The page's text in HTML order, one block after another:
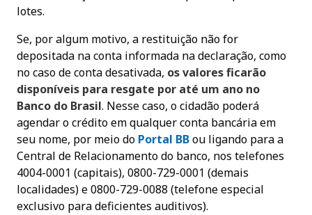
lotes.
Se, por algum motivo, a restituição não for
depositada na conta informada na declaração, como
no caso de conta desativada, os valores ficarão
disponíveis para resgate por até um ano no
Banco do Brasil. Nesse caso, o cidadão poderá
agendar o crédito em qualquer conta bancária em
seu nome, por meio do Portal BBou ligando para a
Central de Relacionamento do banco, nos telefones
4004-0001 (capitais), 0800-729-0001 (demais
localidades) e 0800-729-0088 (telefone especial
exclusivo para deficientes auditivos).